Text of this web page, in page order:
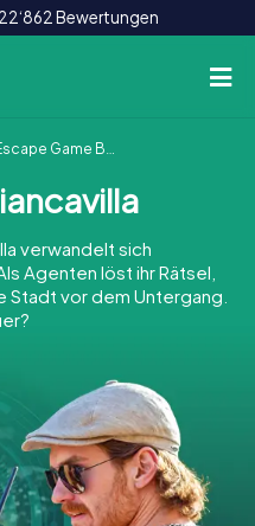
Bewertungen
CH
DE
UK
IE
Game Biancavilla
verwandelt sich
Agenten löst ihr Rätsel,
vor dem Untergang.